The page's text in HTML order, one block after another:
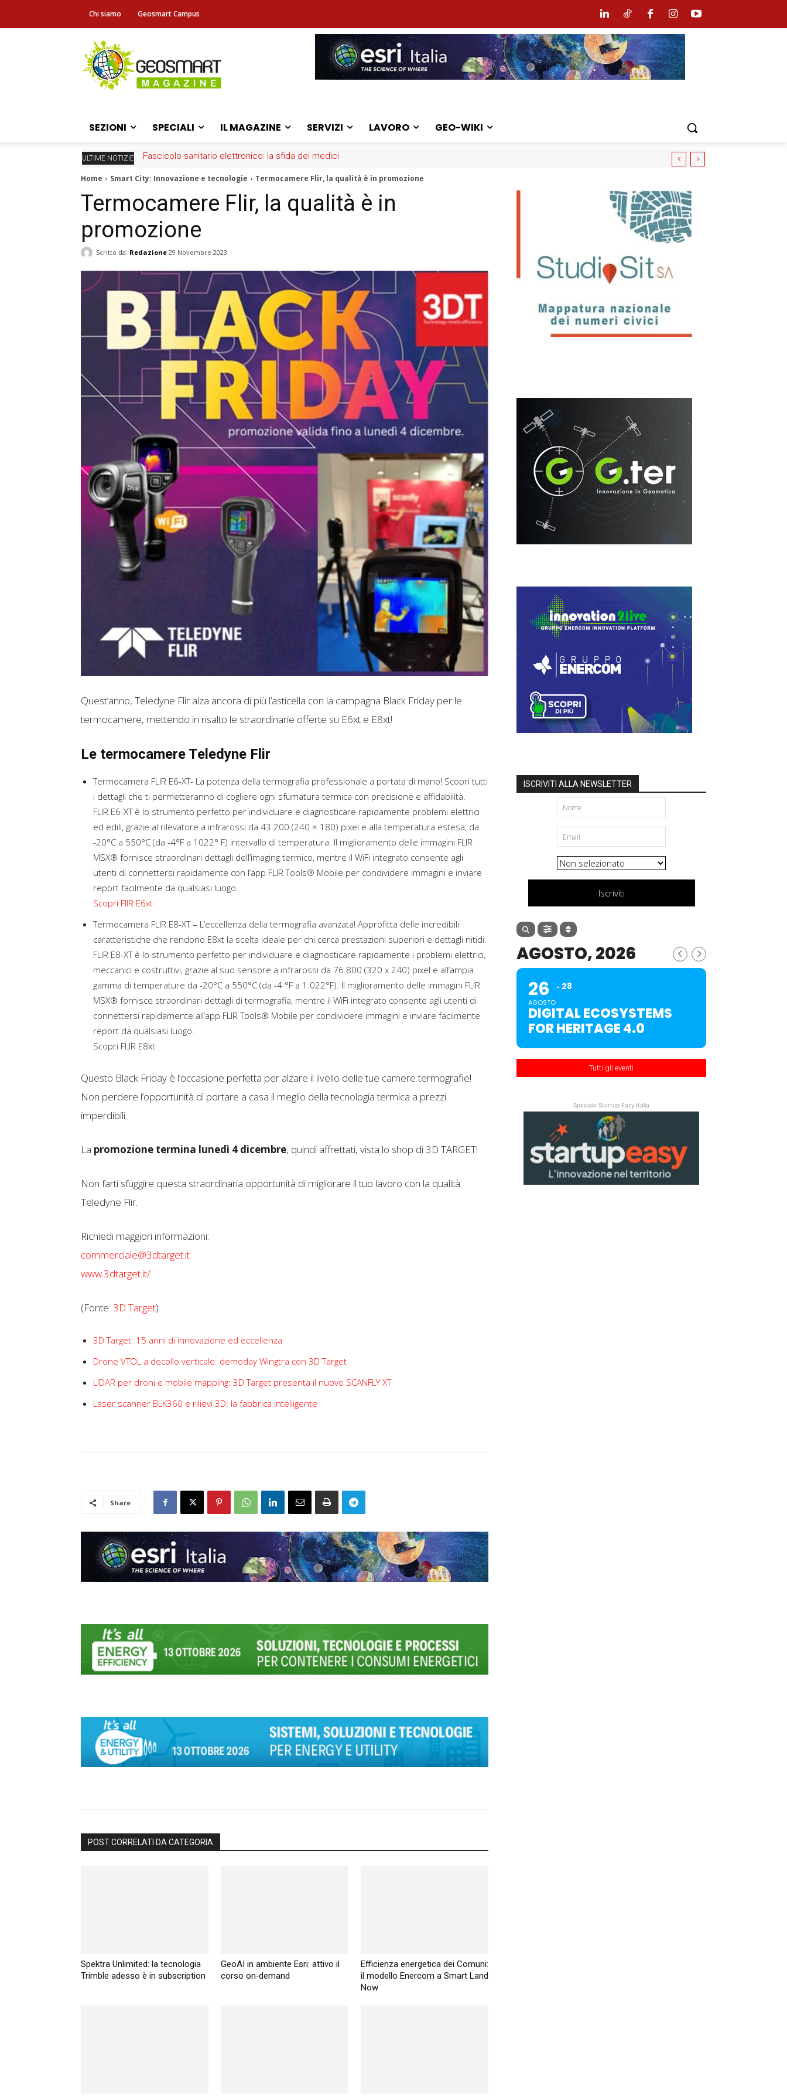
Chi siamo Geosmart Campus
SEZIONI SPECIALI IL MAGAZINE SERVIZI LAVORO GEO-WIKI
ULTIME NOTIZIE Fascicolo sanitario elettronico: la sfida dei medici
Home Smart City: Innovazione e tecnologie Termocamere Flir, la qualità è in promozione
Termocamere Flir, la qualità è in
promozione
Scritto da: Redazione 29 Novembre 2023
Quest’anno, Teledyne Flir alza ancora di più l’asticella con la campagna Black Friday per le
termocamere, mettendo in risalto le straordinarie offerte su E6xt e E8xt!
Le termocamere Teledyne Flir
Termocamera FLIR E6-XT- La potenza della termografia professionale a portata di mano! Scopri tutti
i dettagli che ti permetteranno di cogliere ogni sfumatura termica con precisione e affidabilità.
FLIR E6-XT è lo strumento perfetto per individuare e diagnosticare rapidamente problemi elettrici
ed edili, grazie al rilevatore a infrarossi da 43.200 (240 × 180) pixel e alla temperatura estesa, da
-20°C a 550°C (da -4°F a 1022° F) intervallo di temperatura. Il miglioramento delle immagini FLIR
MSX® fornisce straordinari dettagli dell’imaging termico, mentre il WiFi integrato consente agli
utenti di connettersi rapidamente con l’app FLIR Tools® Mobile per condividere immagini e inviare
report facilmente da qualsiasi luogo.
Scopri FlIR E6xt
Termocamera FLIR E8-XT – L’eccellenza della termografia avanzata! Approfitta delle incredibili
caratteristiche che rendono E8xt la scelta ideale per chi cerca prestazioni superiori e dettagli nitidi.
FLIR E8-XT è lo strumento perfetto per individuare e diagnosticare rapidamente i problemi elettrici,
meccanici e costruttivi, grazie al suo sensore a infrarossi da 76.800 (320 x 240) pixel e all’ampia
gamma di temperature da -20°C a 550°C (da -4 °F a 1.022°F). Il miglioramento delle immagini FLIR
MSX® fornisce straordinari dettagli di termografia, mentre il WiFi integrato consente agli utenti di
connettersi rapidamente all’app FLIR Tools® Mobile per condividere immagini e inviare facilmente
report da qualsiasi luogo.
Scopri FLIR E8xt
Questo Black Friday è l’occasione perfetta per alzare il livello delle tue camere termografie!
Non perdere l’opportunità di portare a casa il meglio della tecnologia termica a prezzi
imperdibili.
La promozione termina lunedì 4 dicembre, quindi affrettati, vista lo shop di 3D TARGET!
Non farti sfuggire questa straordinaria opportunità di migliorare il tuo lavoro con la qualità
Teledyne Flir.
Richiedi maggiori informazioni:
commerciale@3dtarget.it
www.3dtarget.it/
(Fonte: 3D Target)
3D Target: 15 anni di innovazione ed eccellenza
Drone VTOL a decollo verticale: demoday Wingtra con 3D Target
LIDAR per droni e mobile mapping: 3D Target presenta il nuovo SCANFLY XT
Laser scanner BLK360 e rilievi 3D: la fabbrica intelligente
Share
POST CORRELATI DA CATEGORIA
Spektra Unlimited: la tecnologia
Trimble adesso è in subscription
GeoAI in ambiente Esri: attivo il
corso on‑demand
Efficienza energetica dei Comuni:
il modello Enercom a Smart Land
Now
ISCRIVITI ALLA NEWSLETTER
Iscriviti
AGOSTO, 2026
26
AGOSTO
28
DIGITAL ECOSYSTEMS
FOR HERITAGE 4.0
Tutti gli eventi
Speciale Startup Easy Italia